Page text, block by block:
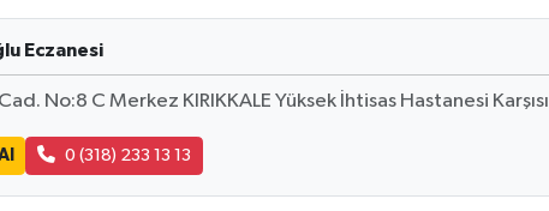
Eczanesi
No:8 C Merkez KIRIKKALE Yüksek İhtisas Hastanesi Karşısı
0 (318) 233 13 13